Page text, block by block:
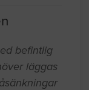
befintlig
läggas